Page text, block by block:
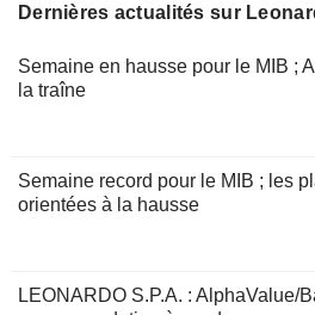
Dernières actualités sur
Semaine en hausse pour le MIB ;
la traîne
Semaine record pour le MIB ; les
orientées à la hausse
LEONARDO S.P.A. : AlphaValue/